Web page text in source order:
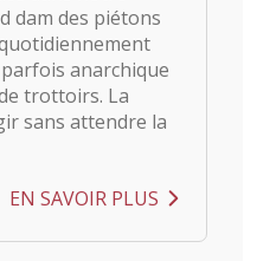
dam des piétons
anarchique
trottoirs. La
sans attendre la
EN SAVOIR PLUS